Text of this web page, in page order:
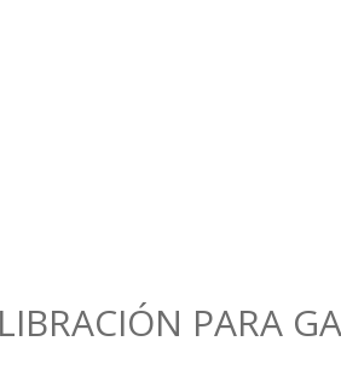
PARA